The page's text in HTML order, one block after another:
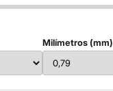
Milímetros (mm)